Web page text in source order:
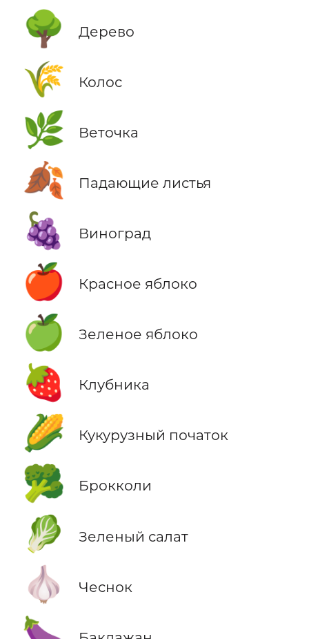
🌳 Дерево
🌾 Колос
🌿 Веточка
🍂 Падающие листья
🍇 Виноград
🍎 Красное яблоко
🍏 Зеленое яблоко
🍓 Клубника
🌽 Кукурузный початок
🥦 Брокколи
🥬 Зеленый салат
🧄 Чеснок